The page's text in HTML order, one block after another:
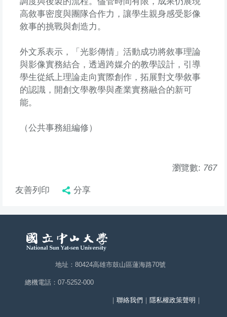
高敘事密度與團隊合作力，讓學生親身感受影像
敘事的挑戰與創造力。
外文系表示，「光影傳情」活動成功將敘事理論
與影像實務結合，透過跨媒介的教學設計，引導
學生從紙上理論走向實際創作，拓展對文學敘事
的認識，開創文學教學與產業實務融合的新可
能。
（公共事務組編修）
瀏覽數: 767
友善列印 分享
地址：80424高雄市鼓山區蓮海路70號
總機電話：07-5252-000
｜ 聯絡我們 ｜ 隱私權政策聲明 ｜